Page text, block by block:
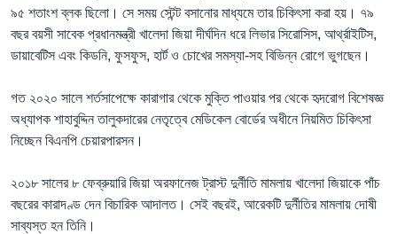
৯৫ শতাংশ ব্লক ছিলো। সে সময় স্টেন্ট বসানোর মাধ্যমে তার চিকিৎসা করা হয়। ৭৯
বছর বয়সী সাবেক প্রধানমন্ত্রী খালেদা জিয়া দীর্ঘদিন ধরে লিভার সিরোসিস, আর্থ্রাইটিস,
ডায়াবেটিস এবং কিডনি, ফুসফুস, হার্ট ও চোখের সমস্যা-সহ বিভিন্ন রোগে ভুগছেন।
গত ২০২০ সালে শর্তসাপেক্ষে কারাগার থেকে মুক্তি পাওয়ার পর থেকে হৃদরোগ বিশেষজ্ঞ
অধ্যাপক শাহাবুদ্দিন তালুকদারের নেতৃত্বে মেডিকেল বোর্ডের অধীনে নিয়মিত চিকিৎসা
নিচ্ছেন বিএনপি চেয়ারপারসন।
২০১৮ সালের ৮ ফেব্রুয়ারি জিয়া অরফানেজ ট্রাস্ট দুর্নীতি মামলায় খালেদা জিয়াকে পাঁচ
বছরের কারাদণ্ড দেন বিচারিক আদালত। সেই বছরই, আরেকটি দুর্নীতির মামলায় দোষী
সাব্যস্ত হন তিনি।